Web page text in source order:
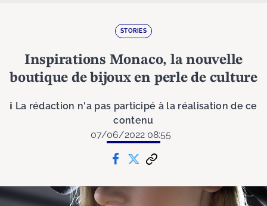
STORIES
Inspirations Monaco, la nouvelle
boutique de bijoux en perle de culture
ℹ La rédaction n'a pas participé à la réalisation de ce
contenu
07/06/2022 08:55